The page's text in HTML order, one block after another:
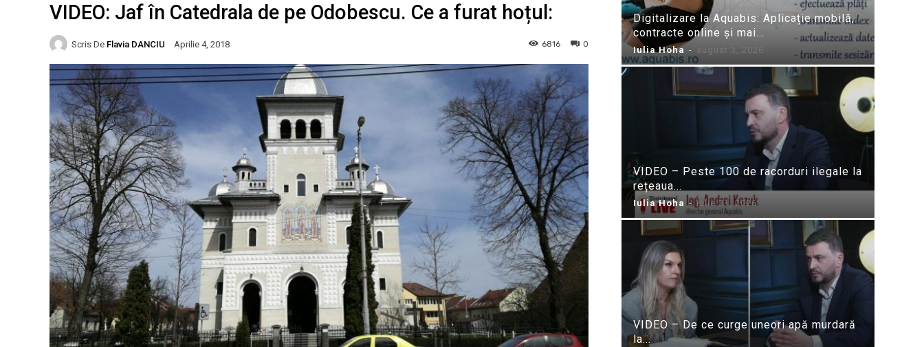
VIDEO: Jaf în Catedrala de pe Odobescu. Ce a furat hoțul:
Scris De Flavia DANCIU Aprilie 4, 2018 0
6816
Digitalizare la Aquabis: Aplicație mobilă,
contracte online și mai...
Iulia Hoha - august 3, 2026
VIDEO – Peste 100 de racorduri ilegale la
rețeaua...
Iulia Hoha - iulie 31, 2026
VIDEO – De ce curge uneori apă murdară
la...